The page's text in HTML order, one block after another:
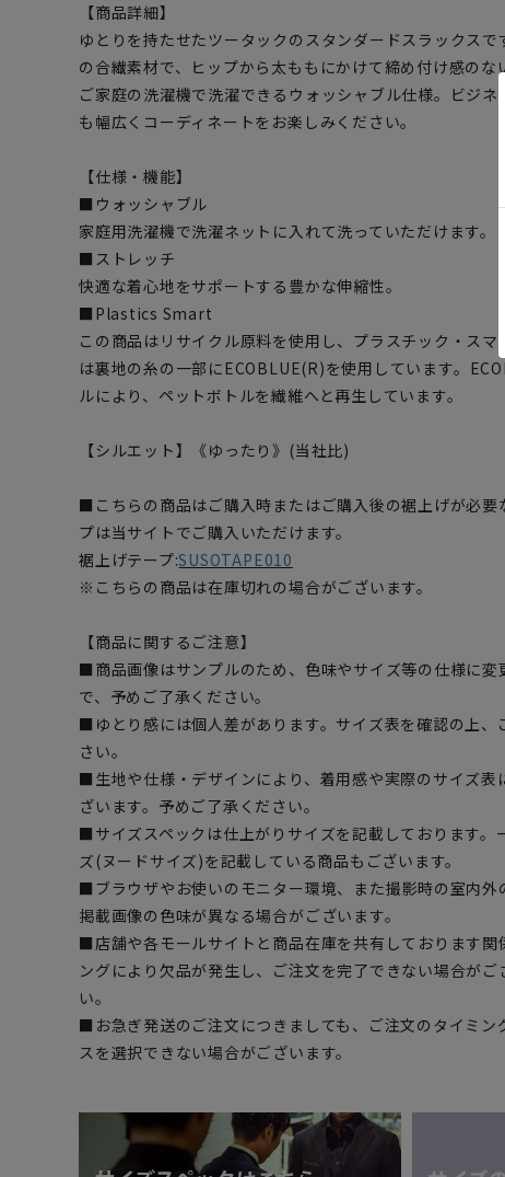
【商品詳細】
ゆとりを持たせたツータックのスタンダードスラックス
の合繊素材で、ヒップから太ももにかけて締め付け感の
ご家庭の洗濯機で洗濯できるウォッシャブル仕様。ビジ
も幅広くコーディネートをお楽しみください。
【仕様・機能】
■ウォッシャブル
家庭用洗濯機で洗濯ネットに入れて洗っていただけます。
■ストレッチ
快適な着心地をサポートする豊かな伸縮性。
■Plastics Smart
この商品はリサイクル原料を使用し、プラスチック・ス
は裏地の糸の一部にECOBLUE(R)を使用しています。
ルにより、ペットボトルを繊維へと再生しています。
【シルエット】《ゆったり》(当社比)
■こちらの商品はご購入時またはご購入後の裾上げが必要
プは当サイトでご購入いただけます。
裾上げテープ:SUSOTAPE010
※こちらの商品は在庫切れの場合がございます。
【商品に関するご注意】
■商品画像はサンプルのため、色味やサイズ等の仕様に変
で、予めご了承ください。
■ゆとり感には個人差があります。サイズ表を確認の上、
さい。
■生地や仕様・デザインにより、着用感や実際のサイズ表
ざいます。予めご了承ください。
■サイズスペックは仕上がりサイズを記載しております。
ズ(ヌードサイズ)を記載している商品もございます。
■ブラウザやお使いのモニター環境、また撮影時の室内外
掲載画像の色味が異なる場合がございます。
■店舗や各モールサイトと商品在庫を共有しております関
ングにより欠品が発生し、ご注文を完了できない場合が
い。
■お急ぎ発送のご注文につきましても、ご注文のタイミン
スを選択できない場合がございます。